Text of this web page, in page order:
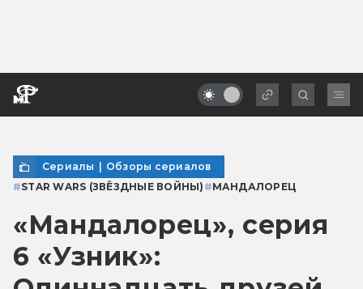
Сериалы | Обзоры сериалов
#STAR WARS (ЗВЁЗДНЫЕ ВОЙНЫ) #МАНДАЛОРЕЦ
«Мандалорец», серия
6 «Узник»: